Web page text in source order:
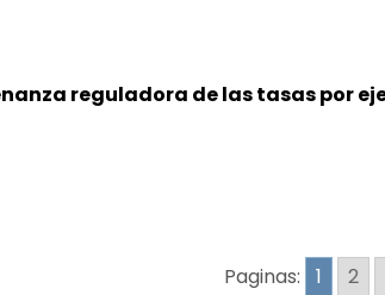
reguladora de las tasas por
Paginas: 1 2